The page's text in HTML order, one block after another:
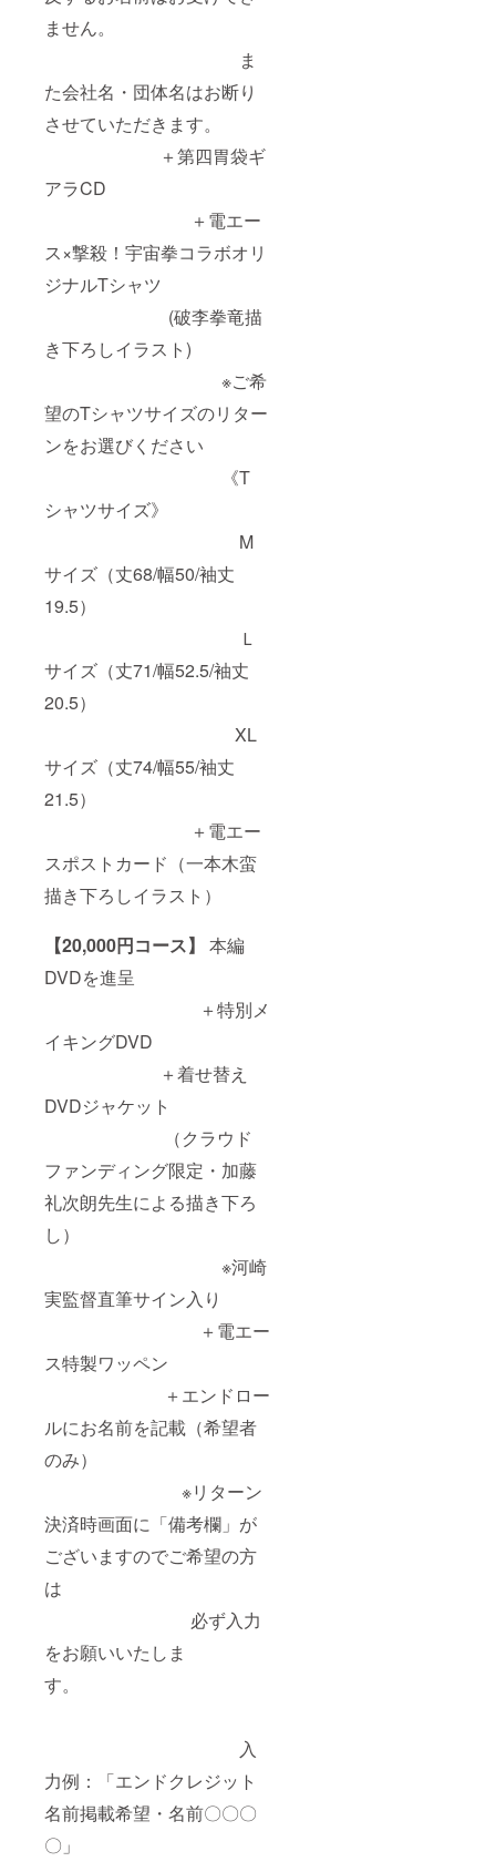
ません。
ま
た会社名・団体名はお断り
させていただきます。
＋第四胃袋ギ
アラCD
＋電エー
ス×撃殺！宇宙拳コラボオリ
ジナルTシャツ
(破李拳竜描
き下ろしイラスト)
※ご希
望のTシャツサイズのリター
ンをお選びください
《T
シャツサイズ》
M
サイズ（丈68/幅50/袖丈
19.5）
Ｌ
サイズ（丈71/幅52.5/袖丈
20.5）
XL
サイズ（丈74/幅55/袖丈
21.5）
＋電エー
スポストカード（一本木蛮
描き下ろしイラスト）
【20,000円コース】 本編
DVDを進呈
＋特別メ
イキングDVD
＋着せ替え
DVDジャケット
（クラウド
ファンディング限定・加藤
礼次朗先生による描き下ろ
し）
※河崎
実監督直筆サイン入り
＋電エー
ス特製ワッペン
＋エンドロー
ルにお名前を記載（希望者
のみ）
※リターン
決済時画面に「備考欄」が
ございますのでご希望の方
は
必ず入力
をお願いいたしま
す。
入
力例：「エンドクレジット
名前掲載希望・名前〇〇〇
〇」